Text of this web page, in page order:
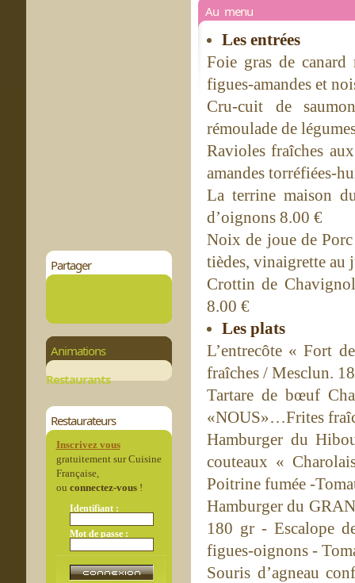
Partager
Animations
Restaurants
Restaurateurs
Inscrivez vous
gratuitement sur Cuisine
Française,
ou connectez-vous!
Identifiant :
Mot de passe :
Au menu
Les entrées
Foie gras de
figues-amandes et
Cru-cuit de
rémoulade de
Ravioles fraîches
amandes torréfiées-
La terrine maison
d’oignons 8.00 €
Noix de joue de
tièdes, vinaigrette au
Crottin de
8.00 €
Les plats
L’entrecôte « Fort
fraîches / Mesclun.
Tartare de bœuf
«NOUS»…Frites
Hamburger du
couteaux «
Poitrine fumée -
Hamburger du
180 gr - Escalope
figues-oignons -
Souris d’agneau